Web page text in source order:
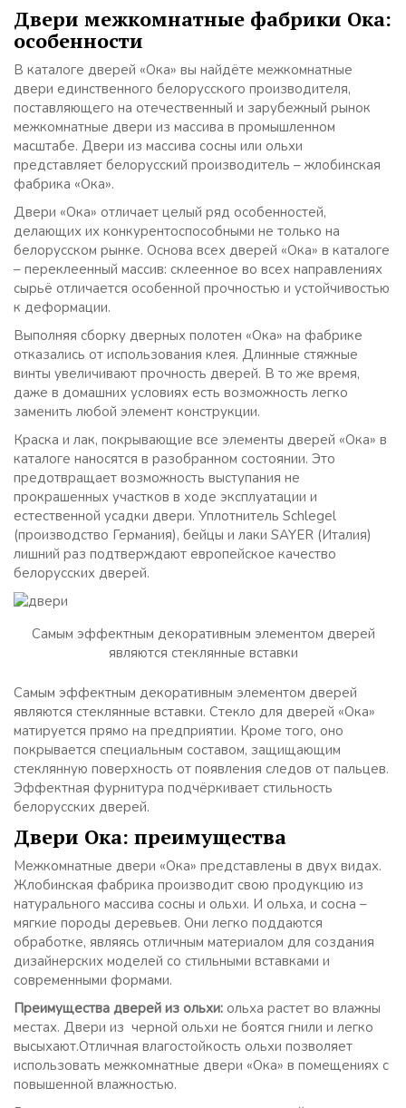
Двери межкомнатные фабрики Ока:
особенности
В каталоге дверей «Ока» вы найдёте межкомнатные
двери единственного белорусского производителя,
поставляющего на отечественный и зарубежный рынок
межкомнатные двери из массива в промышленном
масштабе. Двери из массива сосны или ольхи
представляет белорусский производитель – жлобинская
фабрика «Ока».
Двери «Ока» отличает целый ряд особенностей,
делающих их конкурентоспособными не только на
белорусском рынке. Основа всех дверей «Ока» в каталоге
– переклеенный массив: склеенное во всех направлениях
сырьё отличается особенной прочностью и устойчивостью
к деформации.
Выполняя сборку дверных полотен «Ока» на фабрике
отказались от использования клея. Длинные стяжные
винты увеличивают прочность дверей. В то же время,
даже в домашних условиях есть возможность легко
заменить любой элемент конструкции.
Краска и лак, покрывающие все элементы дверей «Ока» в
каталоге наносятся в разобранном состоянии. Это
предотвращает возможность выступания не
прокрашенных участков в ходе эксплуатации и
естественной усадки двери. Уплотнитель Schlegel
(производство Германия), бейцы и лаки SAYER (Италия)
лишний раз подтверждают европейское качество
белорусских дверей.
Самым эффектным декоративным элементом дверей
являются стеклянные вставки
Самым эффектным декоративным элементом дверей
являются стеклянные вставки. Стекло для дверей «Ока»
матируется прямо на предприятии. Кроме того, оно
покрывается специальным составом, защищающим
стеклянную поверхность от появления следов от пальцев.
Эффектная фурнитура подчёркивает стильность
белорусских дверей.
Двери Ока: преимущества
Межкомнатные двери «Ока» представлены в двух видах.
Жлобинская фабрика производит свою продукцию из
натурального массива сосны и ольхи. И ольха, и сосна –
мягкие породы деревьев. Они легко поддаются
обработке, являясь отличным материалом для создания
дизайнерских моделей со стильными вставками и
современными формами.
Преимущества дверей из ольхи: ольха растет во влажны
местах. Двери из черной ольхи не боятся гнили и легко
высыхают.Отличная влагостойкость ольхи позволяет
использовать межкомнатные двери «Ока» в помещениях с
повышенной влажностью.